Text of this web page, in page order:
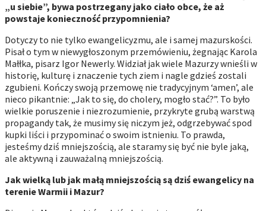
„u siebie”, bywa postrzegany jako ciało obce, że aż
powstaje konieczność przypomnienia?
Dotyczy to nie tylko ewangelicyzmu, ale i samej mazurskości.
Pisał o tym w niewygłoszonym przemówieniu, żegnając Karola
Małłka, pisarz Igor Newerly. Widział jak wiele Mazurzy wnieśli w
historię, kulturę i znaczenie tych ziem i nagle gdzieś zostali
zgubieni. Kończy swoją przemowę nie tradycyjnym ‘amen’, ale
nieco pikantnie: „Jak to się, do cholery, mogło stać?”. To było
wielkie poruszenie i niezrozumienie, przykryte grubą warstwą
propagandy tak, że musimy się niczym jeż, odgrzebywać spod
kupki liści i przypominać o swoim istnieniu. To prawda,
jesteśmy dziś mniejszością, ale staramy się być nie byle jaką,
ale aktywną i zauważalną mniejszością.
Jak wielką lub jak małą mniejszością są dziś ewangelicy na
terenie Warmii i Mazur?